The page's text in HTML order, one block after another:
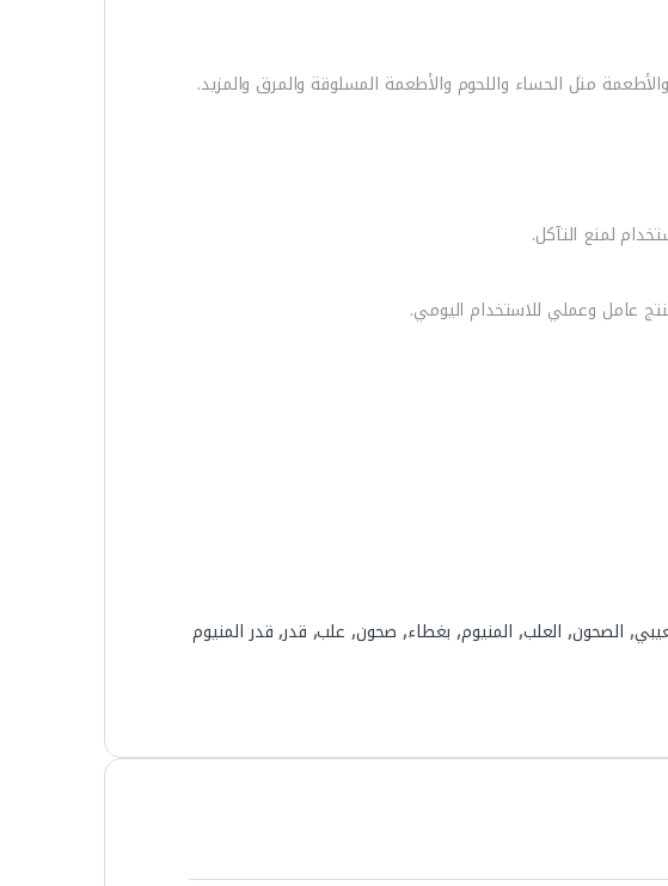
لمنع التآكل.
عامل وعملي للاستخدام اليومي.
, الصحون, العلب, المنيوم, بغطاء, صحون, علب, قدر,قدر المنيوم